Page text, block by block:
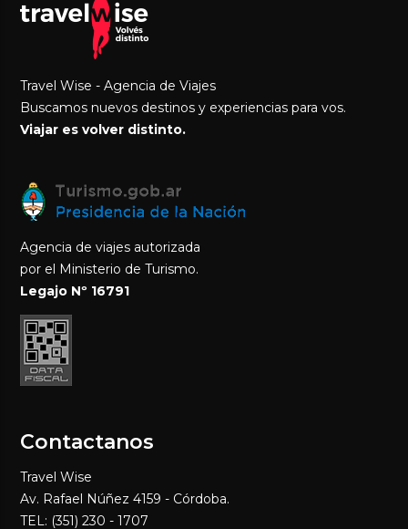
Travel Wise - Agencia de Viajes
Buscamos nuevos destinos y experiencias para vos.
Viajar es volver distinto.
Agencia de viajes autorizada
por el Ministerio de Turismo.
Legajo Nº 16791
Contactanos
Travel Wise
Av. Rafael Núñez 4159 - Córdoba.
TEL: (351) 230 - 1707